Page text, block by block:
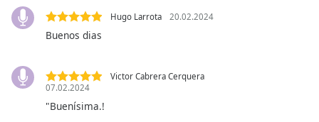
window.
Escape
and
close
Hugo Larrota 20.02.2024
Buenos dias
Victor Cabrera Cerquera
07.02.2024
"Buenísima.!